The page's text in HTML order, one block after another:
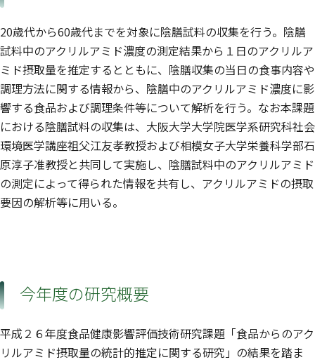
20歳代から60歳代までを対象に陰膳試料の収集を行う。陰膳
試料中のアクリルアミド濃度の測定結果から１日のアクリルア
ミド摂取量を推定するとともに、陰膳収集の当日の食事内容や
調理方法に関する情報から、陰膳中のアクリルアミド濃度に影
響する食品および調理条件等について解析を行う。なお本課題
における陰膳試料の収集は、大阪大学大学院医学系研究科社会
環境医学講座祖父江友孝教授および相模女子大学栄養科学部石
原淳子准教授と共同して実施し、陰膳試料中のアクリルアミド
の測定によって得られた情報を共有し、アクリルアミドの摂取
要因の解析等に用いる。
今年度の研究概要
平成２６年度食品健康影響評価技術研究課題「食品からのアク
リルアミド摂取量の統計的推定に関する研究」の結果を踏ま